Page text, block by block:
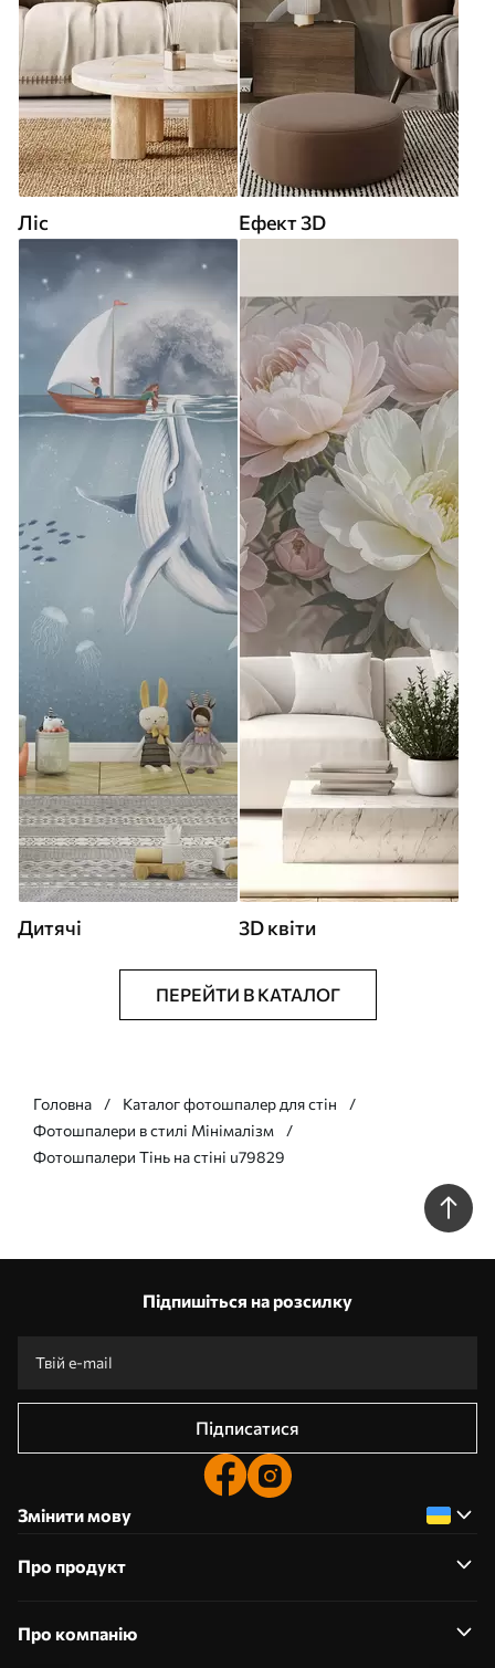
Ліс Ефект 3D
Дитячі 3D квіти
ПЕРЕЙТИ В КАТАЛОГ
Головна
Каталог фотошпалер для стін
Фотошпалери в стилі Мінімалізм
Фотошпалери Тінь на стіні u79829
Підпишіться на розсилку
Підписатися
Змінити мову
Про продукт
Про компанію